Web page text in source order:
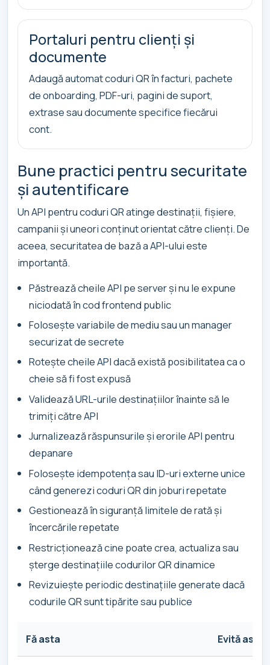
Portaluri pentru clienți și
documente
Adaugă automat coduri QR în facturi, pachete
de onboarding, PDF-uri, pagini de suport,
extrase sau documente specifice fiecărui
cont.
Bune practici pentru securitate
și autentificare
Un API pentru coduri QR atinge destinații, fișiere,
campanii și uneori conținut orientat către clienți. De
aceea, securitatea de bază a API-ului este
importantă.
Păstrează cheile API pe server și nu le expune
niciodată în cod frontend public
Folosește variabile de mediu sau un manager
securizat de secrete
Rotește cheile API dacă există posibilitatea ca o
cheie să fi fost expusă
Validează URL-urile destinațiilor înainte să le
trimiți către API
Jurnalizează răspunsurile și erorile API pentru
depanare
Folosește idempotența sau ID-uri externe unice
când generezi coduri QR din joburi repetate
Gestionează în siguranță limitele de rată și
încercările repetate
Restricționează cine poate crea, actualiza sau
șterge destinațiile codurilor QR dinamice
Revizuiește periodic destinațiile generate dacă
codurile QR sunt tipărite sau publice
Fă asta Evită asta